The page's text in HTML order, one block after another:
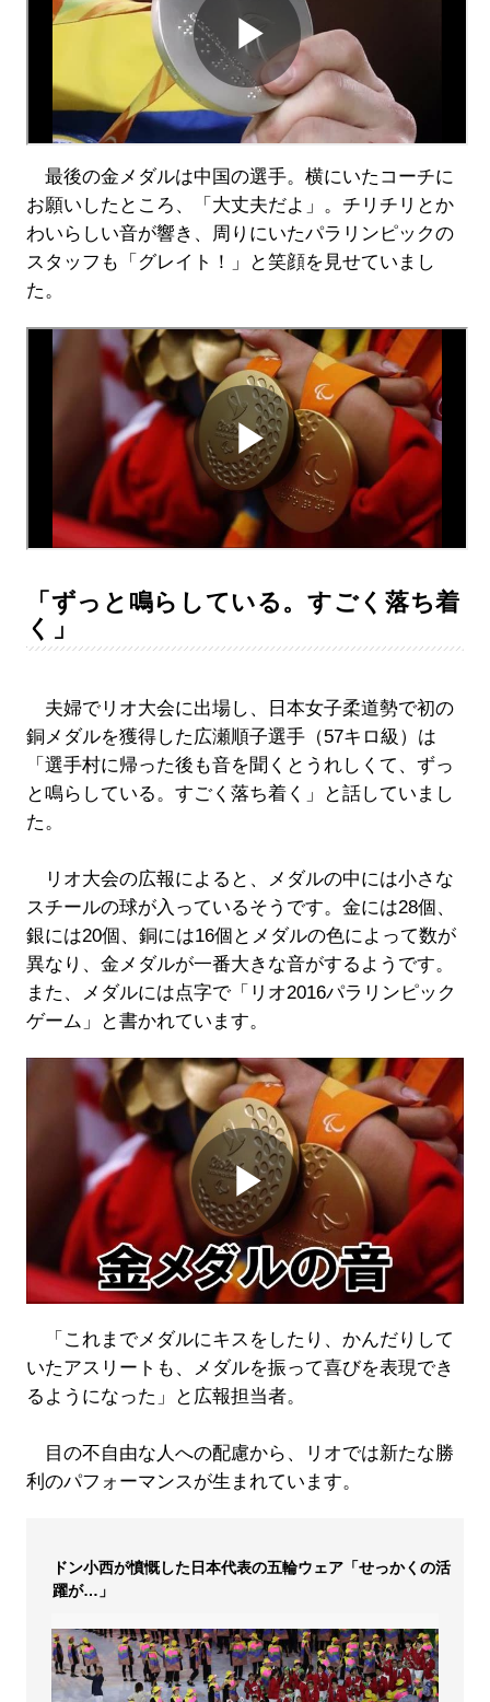
最後の金メダルは中国の選手。横にいたコーチに
お願いしたところ、「大丈夫だよ」。チリチリとか
わいらしい音が響き、周りにいたパラリンピックの
スタッフも「グレイト！」と笑顔を見せていまし
た。
「ずっと鳴らしている。すごく落ち着
く」
夫婦でリオ大会に出場し、日本女子柔道勢で初の
銅メダルを獲得した広瀬順子選手（57キロ級）は
「選手村に帰った後も音を聞くとうれしくて、ずっ
と鳴らしている。すごく落ち着く」と話していまし
た。
リオ大会の広報によると、メダルの中には小さな
スチールの球が入っているそうです。金には28個、
銀には20個、銅には16個とメダルの色によって数が
異なり、金メダルが一番大きな音がするようです。
また、メダルには点字で「リオ2016パラリンピック
ゲーム」と書かれています。
Play
Video
「これまでメダルにキスをしたり、かんだりして
いたアスリートも、メダルを振って喜びを表現でき
るようになった」と広報担当者。
目の不自由な人への配慮から、リオでは新たな勝
利のパフォーマンスが生まれています。
ドン小西が憤慨した日本代表の五輪ウェア「せっかくの活
躍が…」